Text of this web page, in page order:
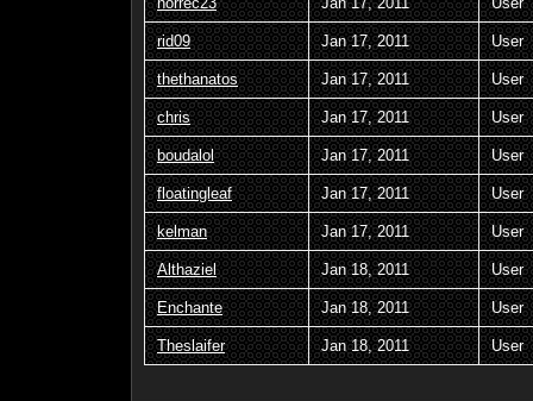
rid09 Jan 17, 2011 User
thethanatos Jan 17, 2011 User
chris Jan 17, 2011 User
boudalol Jan 17, 2011 User
floatingleaf Jan 17, 2011 User
kelman Jan 17, 2011 User
Althaziel Jan 18, 2011 User
Enchante Jan 18, 2011 User
Theslaifer Jan 18, 2011 User